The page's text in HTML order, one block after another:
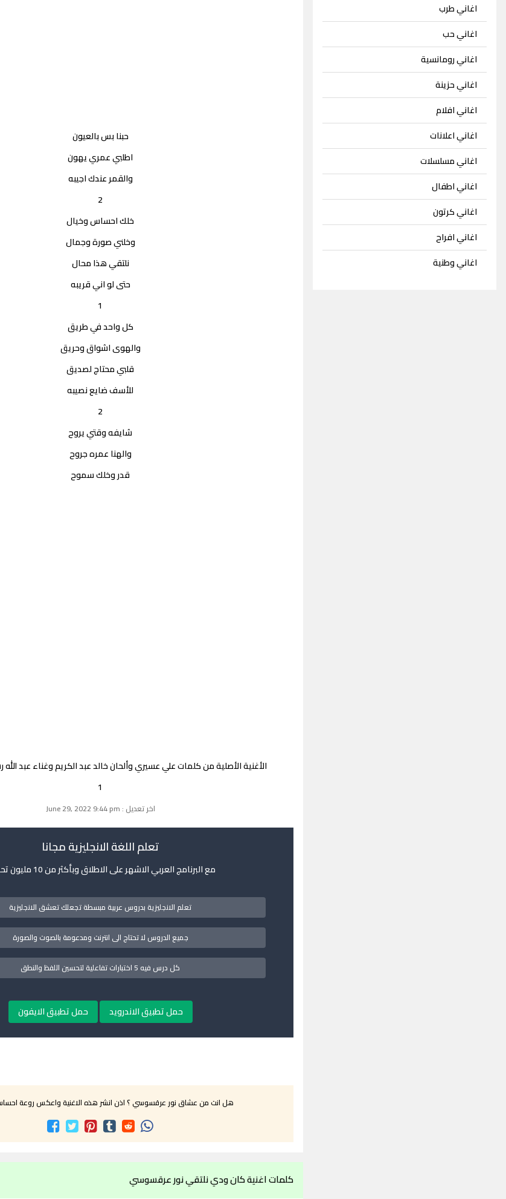
اغاني طرب
اغاني حب
اغاني رومانسية
اغاني حزينة
اغاني افلام
اغاني اعلانات
اغاني مسلسلات
اغاني اطفال
اغاني كرتون
اغاني افراح
اغاني وطنية
حبنا بس بالعيون
اطلبي عمري يهون
والقمر عندك اجيبه
2
خلك احساس وخيال
وخلني صورة وجمال
نلتقي هذا محال
حتى لو اني قريبه
1
كل واحد في طريق
والهوى اشواق وحريق
قلبي محتاج لصديق
للأسف ضايع نصيبه
2
شايفه وقتي يروح
والهنا عمره جروح
قدر وخلك سموح
الأغنية الأصلية من كلمات علي عسيري وألحان خالد عبد الكريم وغناء عبد الله
1
اخر تعديل : June 29, 2022 9:44 pm
تعلم اللغة الانجليزية مجانا
مع البرنامج العربي الاشهر على الاطلاق وبأكثر من 10 مليون تحميل
تعلم الانجليزية بدروس عربية مبسطة تجعلك تعشق الانجليزية
جميع الدروس لا تحتاج الى انترنت ومدعومة بالصوت والصورة
كل درس فيه 5 اختبارات تفاعلية لتحسين اللفظ والنطق
حمل تطبيق الاندرويد حمل تطبيق الايفون
هل انت من عشاق نور عرقسوسي ؟ اذن انشر هذه الاغنية واعكس روعة
كلمات اغنية كان ودي نلتقي نور عرقسوسي